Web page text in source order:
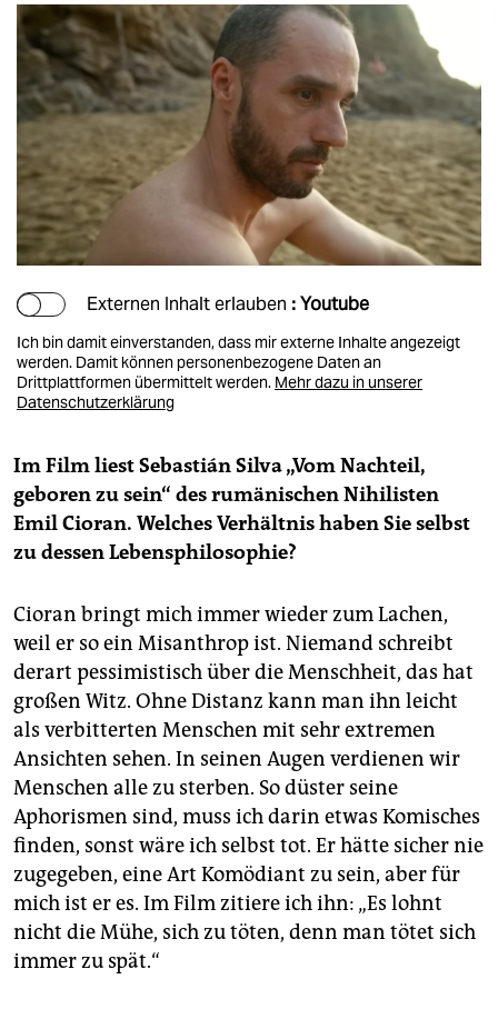
Externen Inhalt erlauben : Youtube
Ich bin damit einverstanden, dass mir externe Inhalte angezeigt
werden. Damit können personenbezogene Daten an
Drittplattformen übermittelt werden. Mehr dazu in unserer
Datenschutzerklärung
Im Film liest Sebastián Silva „Vom Nachteil,
geboren zu sein“ des rumänischen Nihilisten
Emil Cioran. Welches Verhältnis haben Sie selbst
zu dessen Lebensphilosophie?
Cioran bringt mich immer wieder zum Lachen,
weil er so ein Misanthrop ist. Niemand schreibt
derart pessimistisch über die Menschheit, das hat
großen Witz. Ohne Distanz kann man ihn leicht
als verbitterten Menschen mit sehr extremen
Ansichten sehen. In seinen Augen verdienen wir
Menschen alle zu sterben. So düster seine
Aphorismen sind, muss ich darin etwas Komisches
finden, sonst wäre ich selbst tot. Er hätte sicher nie
zugegeben, eine Art Komödiant zu sein, aber für
mich ist er es. Im Film zitiere ich ihn: „Es lohnt
nicht die Mühe, sich zu töten, denn man tötet sich
immer zu spät.“